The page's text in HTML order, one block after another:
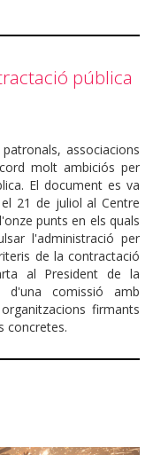
pública
associacions
molt ambiciós per
El document es va
21 de juliol al Centre
punts en els quals
l'administració per
de la contractació
al President de la
d'una comissió amb
firmants
concretes.